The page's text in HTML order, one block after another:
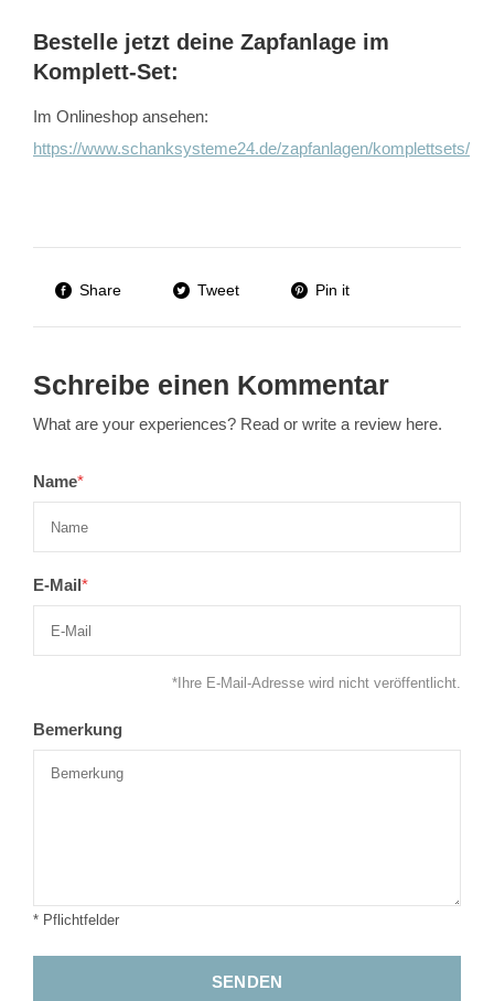
Bestelle jetzt deine Zapfanlage im
Komplett-Set:
Im Onlineshop ansehen:
https://www.schanksysteme24.de/zapfanlagen/komplettsets/
Share Tweet Pin it
Schreibe einen Kommentar
What are your experiences? Read or write a review here.
Name*
E-Mail *
*Ihre E-Mail-Adresse wird nicht veröffentlicht.
Bemerkung
* Pflichtfelder
SENDEN